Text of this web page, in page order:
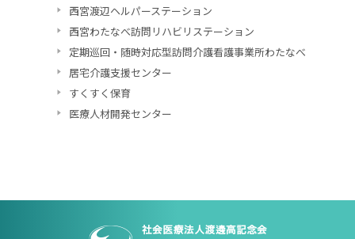
西宮渡辺ヘルパーステーション
西宮わたなべ訪問リハビリステーション
定期巡回・随時対応型訪問介護看護事業所わたなべ
居宅介護支援センター
すくすく保育
医療人材開発センター